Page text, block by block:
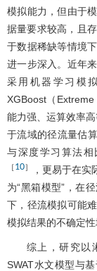
模拟能力，但由于
据量要求较高，且
于数据稀缺等情境
进一步深入。近年
采用机器学习模
XGBoost（
能力强、运算效率
于流域的径流量估
与深度学习算法相
［10］
，更易于在
为“黑箱模型”，在
下，径流模拟可能
模拟结果的不确定性
综上，研究以
SWAT水文模型与